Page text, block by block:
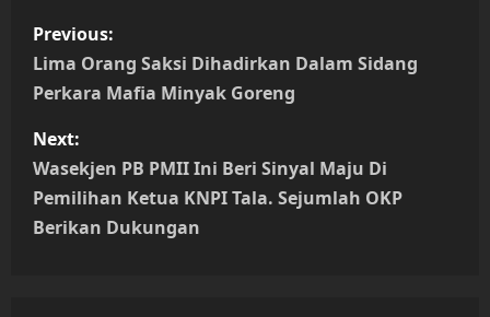
P
o
t
n
Previous:
Lima Orang Saksi Dihadirkan Dalam Sidang
Perkara Mafia Minyak Goreng
Next:
Wasekjen PB PMII Ini Beri Sinyal Maju Di
Pemilihan Ketua KNPI Tala. Sejumlah OKP
Berikan Dukungan